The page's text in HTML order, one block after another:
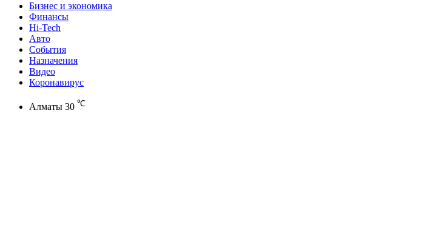
Бизнес и экономика
Финансы
Hi-Tech
Авто
События
Назначения
Видео
Коронавирус
Алматы 30 ℃